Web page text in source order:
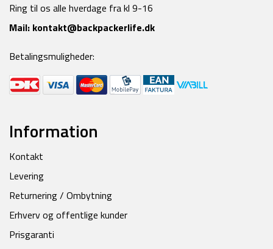
Ring til os alle hverdage fra kl 9-16
Mail: kontakt@backpackerlife.dk
Betalingsmuligheder:
Information
Kontakt
Levering
Returnering / Ombytning
Erhverv og offentlige kunder
Prisgaranti